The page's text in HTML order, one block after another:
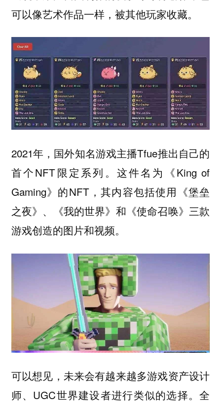
可以像艺术作品一样，被其他玩家收藏。
2021年，国外知名游戏主播Tfue推出自己的
首个NFT限定系列。这件名为《King of
Gaming》的NFT，其内容包括使用《堡垒
之夜》、《我的世界》和《使命召唤》三款
游戏创造的图片和视频。
可以想见，未来会有越来越多游戏资产设计
师、UGC世界建设者进行类似的选择。全